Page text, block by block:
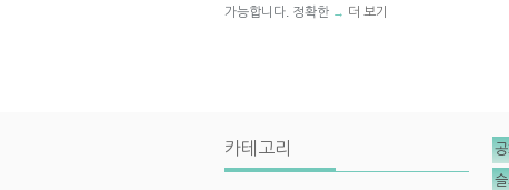
가능합니다. 정확한 → 더 보기
카테고리